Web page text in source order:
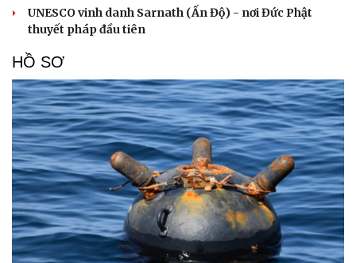
UNESCO vinh danh Sarnath (Ấn Độ) - nơi Đức Phật
thuyết pháp đầu tiên
HỒ SƠ